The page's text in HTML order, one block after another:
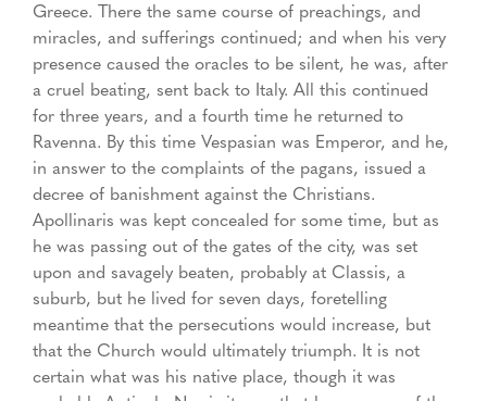
Greece. There the same course of preachings, and
miracles, and sufferings continued; and when his very
presence caused the oracles to be silent, he was, after
a cruel beating, sent back to Italy. All this continued
for three years, and a fourth time he returned to
Ravenna. By this time Vespasian was Emperor, and he,
in answer to the complaints of the pagans, issued a
decree of banishment against the Christians.
Apollinaris was kept concealed for some time, but as
he was passing out of the gates of the city, was set
upon and savagely beaten, probably at Classis, a
suburb, but he lived for seven days, foretelling
meantime that the persecutions would increase, but
that the Church would ultimately triumph. It is not
certain what was his native place, though it was